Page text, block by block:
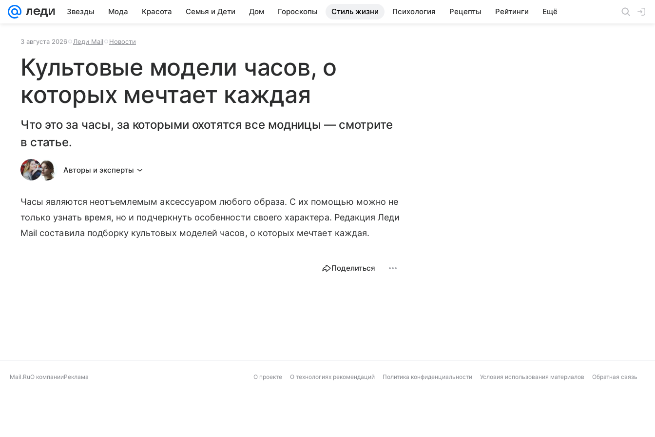
Звезды Мода Красота Семья и Дети Дом Гороскопы Стиль жизни Психология Рецепты Рейтинги Ещё
3 августа 2026 Леди Mail Новости
Культовые модели часов, о
которых мечтает каждая
Что это за часы, за которыми охотятся все модницы — смотрите
в статье.
Авторы и эксперты
Часы являются неотъемлемым аксессуаром любого образа. С их помощью можно не
только узнать время, но и подчеркнуть особенности своего характера. Редакция Леди
Mail составила подборку культовых моделей часов, о которых мечтает каждая.
Поделиться
Mail.RuО компанииРеклама О проекте О технологиях рекомендаций Политика конфиденциальности Условия использования материалов Обратная связь